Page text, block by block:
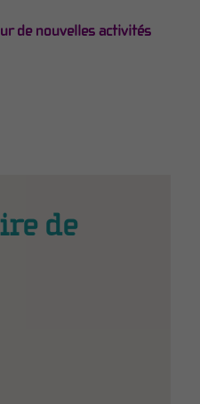
de nouvelles activités
de